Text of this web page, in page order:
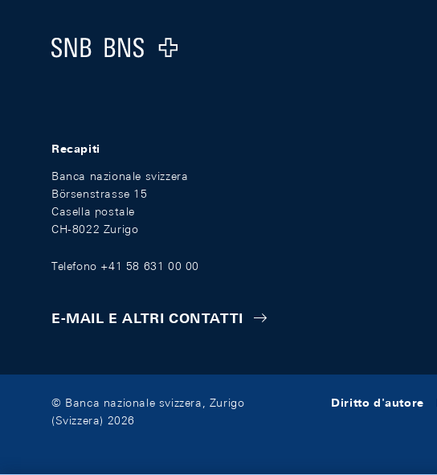
Logo
Recapiti
Banca nazionale svizzera
Börsenstrasse 15
Casella postale
CH-8022 Zurigo
Telefono +41 58 631 00 00
E-MAIL E ALTRI CONTATTI
© Banca nazionale svizzera, Zurigo
(Svizzera) 2026
Diritto d'autore